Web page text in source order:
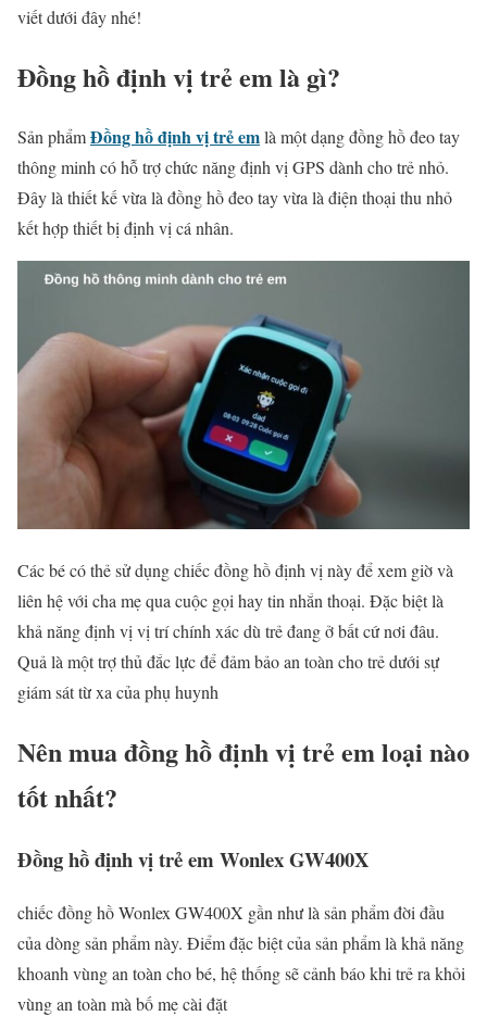
viết dưới đây nhé!
Đồng hồ định vị trẻ em là gì?
Sản phẩmĐồng hồ định vị trẻ emlà một dạng đồng hồ đeo tay
thông minh có hỗ trợ chức năng định vị GPS dành cho trẻ nhỏ.
Đây là thiết kế vừa là đồng hồ đeo tay vừa là điện thoại thu nhỏ
kết hợp thiết bị định vị cá nhân.
Các bé có thẻ sử dụng chiếc đồng hồ định vị này để xem giờ và
liên hệ với cha mẹ qua cuộc gọi hay tin nhắn thoại. Đặc biệt là
khả năng định vị vị trí chính xác dù trẻ đang ở bất cứ nơi đâu.
Quả là một trợ thủ đắc lực để đảm bảo an toàn cho trẻ dưới sự
giám sát từ xa của phụ huynh
Nên mua đồng hồ định vị trẻ em loại nào
tốt nhất?
Đồng hồ định vị trẻ em Wonlex GW400X
chiếc đồng hồ Wonlex GW400X gần như là sản phẩm đời đầu
của dòng sản phẩm này. Điểm đặc biệt của sản phẩm là khả năng
khoanh vùng an toàn cho bé, hệ thống sẽ cảnh báo khi trẻ ra khỏi
vùng an toàn mà bố mẹ cài đặt